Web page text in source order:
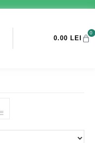
0.00 LEI
0